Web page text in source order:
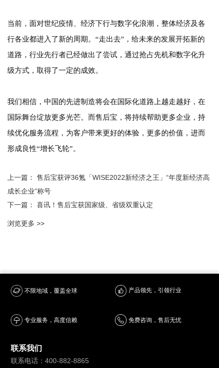
当前，面对世纪疫情、经济下行与数字化浪潮，整体经济及各
行各业都进入了新的周期。 “走出去”，给未来的发展开拓新的
道路，行业先行者已经做出了尝试，通过抢占先机和数字化升
级方式，取得了一定的成效。
我们相信，中国的先进制造将会在国际化道路上越走越好，在
国际舞台绽放更多光芒。而售后宝，将持续帮助更多企业，持
续优化服务流程，为客户带来更好的体验，更多的价值，进而
形成良性“增长飞轮”。
上一篇： 售后宝获评36氪「WISE2022新经济之王」“年度新经济高
成长企业”称号
下一篇： 喜讯！售后宝获国家级、省级双重认定
浏览更多 >>
不限地域，覆盖全球 产品领先，引领行业
专业服务，高度信赖 免费咨询，售后无忧
联系我们
联系电话：400-882-8865